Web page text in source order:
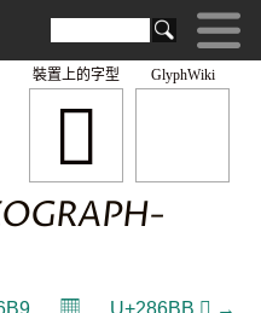
GlyphWiki
𨚺
裝置上的字型
U+286BB 𨚻 →